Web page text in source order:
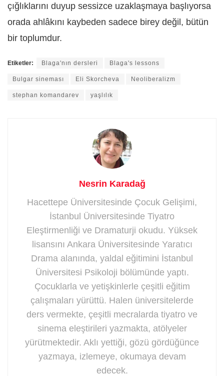
çığlıklarını duyup sessizce uzaklaşmaya başlıyorsa
orada ahlâkını kaybeden sadece birey değil, bütün
bir toplumdur.
Etiketler: Blaga'nın dersleri Blaga's lessons
Bulgar sineması Eli Skorcheva Neoliberalizm
stephan komandarev yaşlılık
Nesrin Karadağ
Hacettepe Üniversitesinde Çocuk Gelişimi,
İstanbul Üniversitesinde Tiyatro
Eleştirmenliği ve Dramaturji okudu. Yüksek
lisansını Ankara Üniversitesinde Yaratıcı
Drama alanında, yaldal eğitimini İstanbul
Üniversitesi Psikoloji bölümünde yaptı.
Çocuklarla ve yetişkinlerle çeşitli eğitim
çalışmaları yürüttü. Halen üniversitelerde
ders vermekte, çeşitli mecralarda tiyatro ve
sinema eleştirileri yazmakta, atölyeler
yürütmektedir. Aklı yettiği, gözü gördüğünce
yazmaya, izlemeye, okumaya devam
edecek.